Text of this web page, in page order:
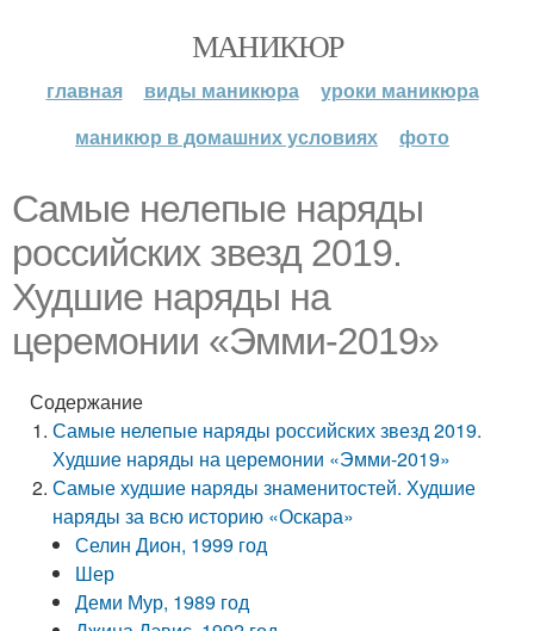
МАНИКЮР
главная виды маникюра
уроки маникюра
маникюр в домашних условиях
фото
Самые нелепые наряды
российских звезд 2019.
Худшие наряды на
церемонии «Эмми-2019»
Содержание
Самые нелепые наряды российских звезд 2019.
Худшие наряды на церемонии «Эмми-2019»
Самые худшие наряды знаменитостей. Худшие
наряды за всю историю «Оскара»
Селин Дион, 1999 год
Шер
Деми Мур, 1989 год